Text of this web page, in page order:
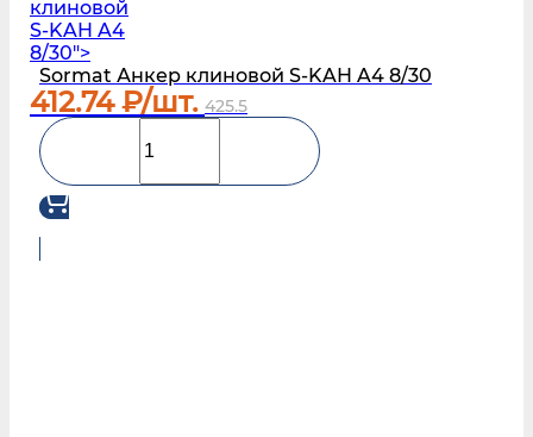
клиновой
S‑KAH A4
8/30">
Sormat Анкер клиновой S‑KAH A4 8/30
412.74₽/шт. 425.5